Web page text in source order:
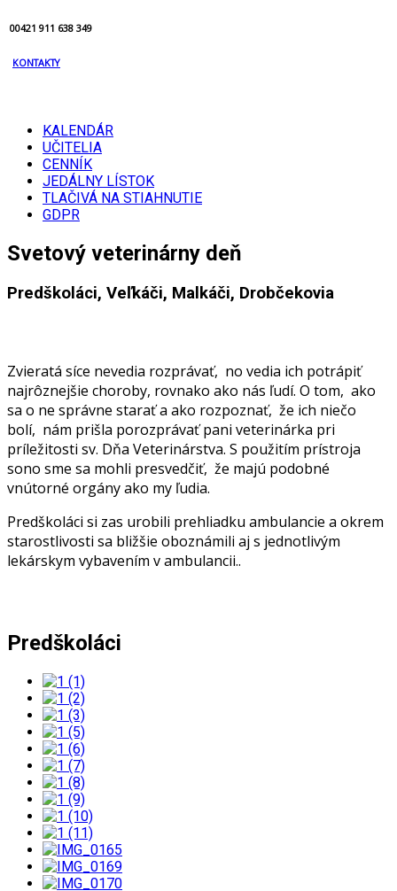
00421 911 638 349
KONTAKTY
KALENDÁR
UČITELIA
CENNÍK
JEDÁLNY LÍSTOK
TLAČIVÁ NA STIAHNUTIE
GDPR
Svetový veterinárny deň
Predškoláci, Veľkáči, Malkáči, Drobčekovia
Zvieratá síce nevedia rozprávať, no vedia ich potrápiť
najrôznejšie choroby, rovnako ako nás ľudí. O tom, ako
sa o ne správne starať a ako rozpoznať, že ich niečo
bolí, nám prišla porozprávať pani veterinárka pri
príležitosti sv. Dňa Veterinárstva. S použitím prístroja
sono sme sa mohli presvedčiť, že majú podobné
vnútorné orgány ako my ľudia.
Predškoláci si zas urobili prehliadku ambulancie a okrem
starostlivosti sa bližšie oboznámili aj s jednotlivým
lekárskym vybavením v ambulancii..
Predškoláci